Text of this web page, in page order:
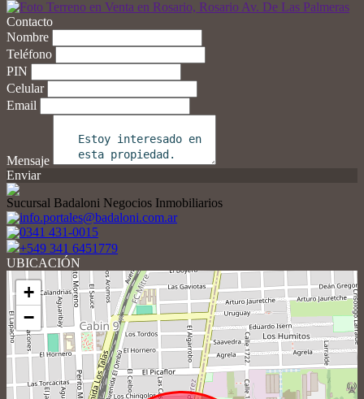
Contacto
Nombre
Teléfono
PIN
Celular
Email
Mensaje
Enviar
Sucursal Badaloni Negocios Inmobiliarios
info.portales@badaloni.com.ar
0341 431-0015
+549 341 6451779
UBICACIÓN
+
−